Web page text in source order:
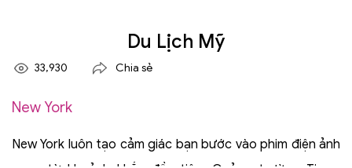
Du Lịch Mỹ
33,930 Chia sẻ
New York
New York luôn tạo cảm giác bạn bước vào phim điện ảnh